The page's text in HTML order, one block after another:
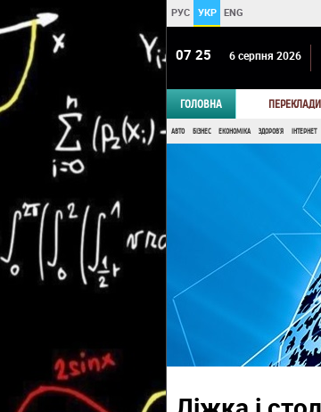
РУС УКР ENG
07:25 6 серпня 2026
ГОЛОВНА
АВТО БІЗНЕС ЕКОНОМІКА ЗДОРОВ'Я ІНТЕРНЕТ